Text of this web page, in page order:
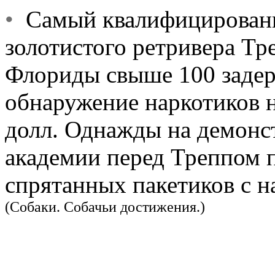
• Самый
золотистого ретривера
Флориды свыше 100
обнаружение
долл. Однажды на
академии перед Треппом
спрятанных пакетиков с
(Собаки. Собачьи достижения.)